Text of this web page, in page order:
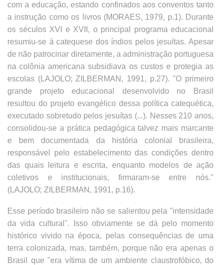
com a educação, estando confinados aos conventos tanto
a instrução como os livros (MORAES, 1979, p.1). Durante
os séculos XVI e XVII, o principal programa educacional
resumiu-se à catequese dos índios pelos jesuítas. Apesar
de não patrocinar diretamente, a administração portuguesa
na colônia americana subsidiava os custos e protegia as
escolas (LAJOLO; ZILBERMAN, 1991, p.27). "O primeiro
grande projeto educacional desenvolvido no Brasil
resultou do projeto evangélico dessa política catequética,
executado sobretudo pelos jesuítas (...). Nesses 210 anos,
consolidou-se a prática pedagógica talvez mais marcante
e bem documentada da história colonial brasileira,
responsável pelo estabelecimento das condições dentro
das quais leitura e escrita, enquanto modelos de ação
coletivos e institucionais, firmaram-se entre nós."
(LAJOLO; ZILBERMAN, 1991, p.16).
Esse período brasileiro não se salientou pela "intensidade
da vida cultural". Isso obviamente se dá pelo momento
histórico vivido na época, pelas consequências de uma
terra colonizada, mas, também, porque não era apenas o
Brasil que "era vítima de um ambiente claustrofóbico, do